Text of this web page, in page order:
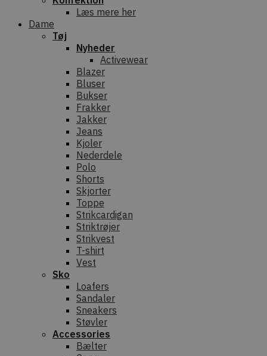
Læs mere her
Dame
Tøj
Nyheder
Activewear
Blazer
Bluser
Bukser
Frakker
Jakker
Jeans
Kjoler
Nederdele
Polo
Shorts
Skjorter
Toppe
Strikcardigan
Striktrøjer
Strikvest
T-shirt
Vest
Sko
Loafers
Sandaler
Sneakers
Støvler
Accessories
Bælter